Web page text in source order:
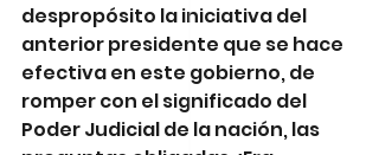
despropósito la iniciativa del
anterior presidente que se hace
efectiva en este gobierno, de
romper con el significado del
Poder Judicial de la nación, las